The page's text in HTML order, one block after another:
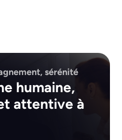
sérénité
humaine,
attentive à